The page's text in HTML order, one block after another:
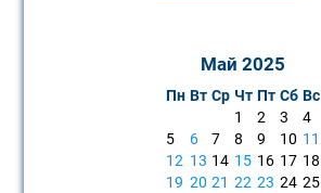
Май 2025
Пн Вт Ср Чт Пт Сб Вс
1
2 3
4
5
6 7 8 9 10 11
12 13 14 15 16 17 18
19 20 21 22 23 24 25